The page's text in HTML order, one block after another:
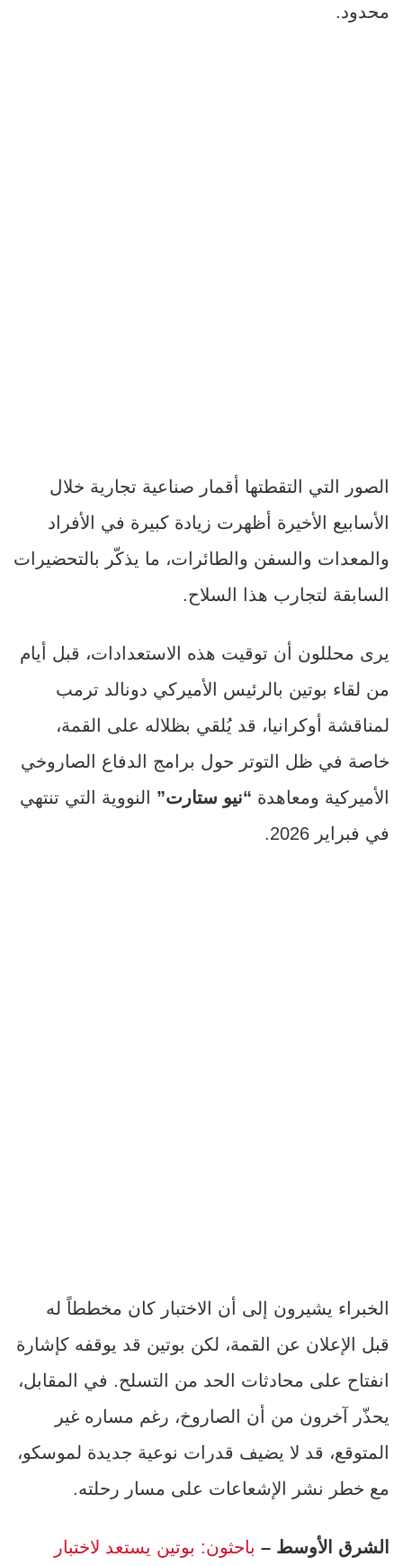
محدود.
الصور التي التقطتها أقمار صناعية تجارية خلال
الأسابيع الأخيرة أظهرت زيادة كبيرة في الأفراد
والمعدات والسفن والطائرات، ما يذكّر بالتحضيرات
السابقة لتجارب هذا السلاح.
يرى محللون أن توقيت هذه الاستعدادات، قبل أيام
من لقاء بوتين بالرئيس الأميركي دونالد ترمب
لمناقشة أوكرانيا، قد يُلقي بظلاله على القمة،
خاصة في ظل التوتر حول برامج الدفاع الصاروخي
الأميركية ومعاهدة “نيو ستارت” النووية التي تنتهي
في فبراير 2026.
الخبراء يشيرون إلى أن الاختبار كان مخططاً له
قبل الإعلان عن القمة، لكن بوتين قد يوقفه كإشارة
انفتاح على محادثات الحد من التسلح. في المقابل،
يحذّر آخرون من أن الصاروخ، رغم مساره غير
المتوقع، قد لا يضيف قدرات نوعية جديدة لموسكو،
مع خطر نشر الإشعاعات على مسار رحلته.
الشرق الأوسط – باحثون: بوتين يستعد لاختبار